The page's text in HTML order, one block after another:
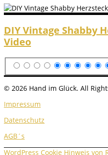
DIY Vintage Shabby
Video
© 2026 Hand im Glück. All
Impressum
Datenschutz
AGB´s
WordPress Cookie Hinweis von